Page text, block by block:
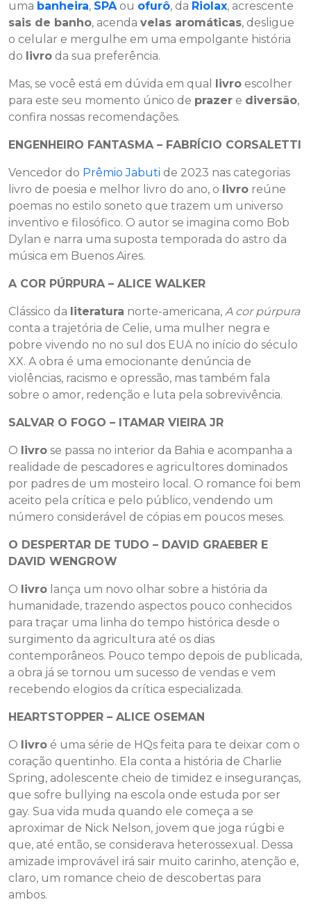
uma banheira, SPA ou ofurô, da Riolax, acrescente
sais de banho, acenda velas aromáticas, desligue
o celular e mergulhe em uma empolgante história
do livro da sua preferência.
Mas, se você está em dúvida em qual livro escolher
para este seu momento único de prazer e diversão,
confira nossas recomendações.
ENGENHEIRO FANTASMA – FABRÍCIO CORSALETTI
Vencedor do Prêmio Jabuti de 2023 nas categorias
livro de poesia e melhor livro do ano, o livro reúne
poemas no estilo soneto que trazem um universo
inventivo e filosófico. O autor se imagina como Bob
Dylan e narra uma suposta temporada do astro da
música em Buenos Aires.
A COR PÚRPURA – ALICE WALKER
Clássico da literatura norte-americana, A cor púrpura
conta a trajetória de Celie, uma mulher negra e
pobre vivendo no no sul dos EUA no início do século
XX. A obra é uma emocionante denúncia de
violências, racismo e opressão, mas também fala
sobre o amor, redenção e luta pela sobrevivência.
SALVAR O FOGO – ITAMAR VIEIRA JR
O livro se passa no interior da Bahia e acompanha a
realidade de pescadores e agricultores dominados
por padres de um mosteiro local. O romance foi bem
aceito pela crítica e pelo público, vendendo um
número considerável de cópias em poucos meses.
O DESPERTAR DE TUDO – DAVID GRAEBER E
DAVID WENGROW
O livro lança um novo olhar sobre a história da
humanidade, trazendo aspectos pouco conhecidos
para traçar uma linha do tempo histórica desde o
surgimento da agricultura até os dias
contemporâneos. Pouco tempo depois de publicada,
a obra já se tornou um sucesso de vendas e vem
recebendo elogios da crítica especializada.
HEARTSTOPPER – ALICE OSEMAN
O livro é uma série de HQs feita para te deixar com o
coração quentinho. Ela conta a história de Charlie
Spring, adolescente cheio de timidez e inseguranças,
que sofre bullying na escola onde estuda por ser
gay. Sua vida muda quando ele começa a se
aproximar de Nick Nelson, jovem que joga rúgbi e
que, até então, se considerava heterossexual. Dessa
amizade improvável irá sair muito carinho, atenção e,
claro, um romance cheio de descobertas para
ambos.